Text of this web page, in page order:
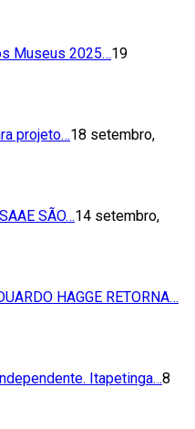
Museus 2025…19
projeto…18 setembro,
SÃO…14 setembro,
HAGGE RETORNA…
Itapetinga…8